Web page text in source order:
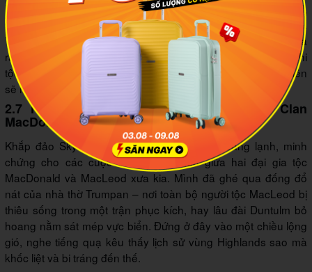
Dunvegan là lâu đài có người ở liên tục lâu đời nhất Scotland,
hơn 800 năm, và là tổng hành dinh của dòng họ MacLeod.
Vào đây, mình được ngắm lá cờ Tiên (Fairy Flag) bằng lụa
rách bươm theo thời gian. Nghe hướng dẫn viên kể, mỗi khi
tộc MacLeod lâm nguy, chỉ cần vẫy lá cờ này là các nàng tiên
sẽ hiển linh bảo vệ.
2.7 Những vết sẹo chiến tranh giữa hai Clan
MacDonald và MacLeod
Khắp đảo Skye là những tàn tích đổ nát hoang lạnh, minh
chứng cho các cuộc chiến đẫm máu giữa hai đại gia tộc
MacDonald và MacLeod xưa kia. Mình đã ghé qua đống đổ
nát của nhà thờ Trumpan – nơi toàn bộ người tộc MacLeod bị
thiêu sống trong một trận phục kích, hay lâu đài Duntulm bỏ
hoang nằm sát mép vực biển. Đứng ở đây vào một chiều lộng
gió, nghe tiếng quạ kêu thấy lịch sử vùng Highlands sao mà
khốc liệt và bi tráng đến thế.